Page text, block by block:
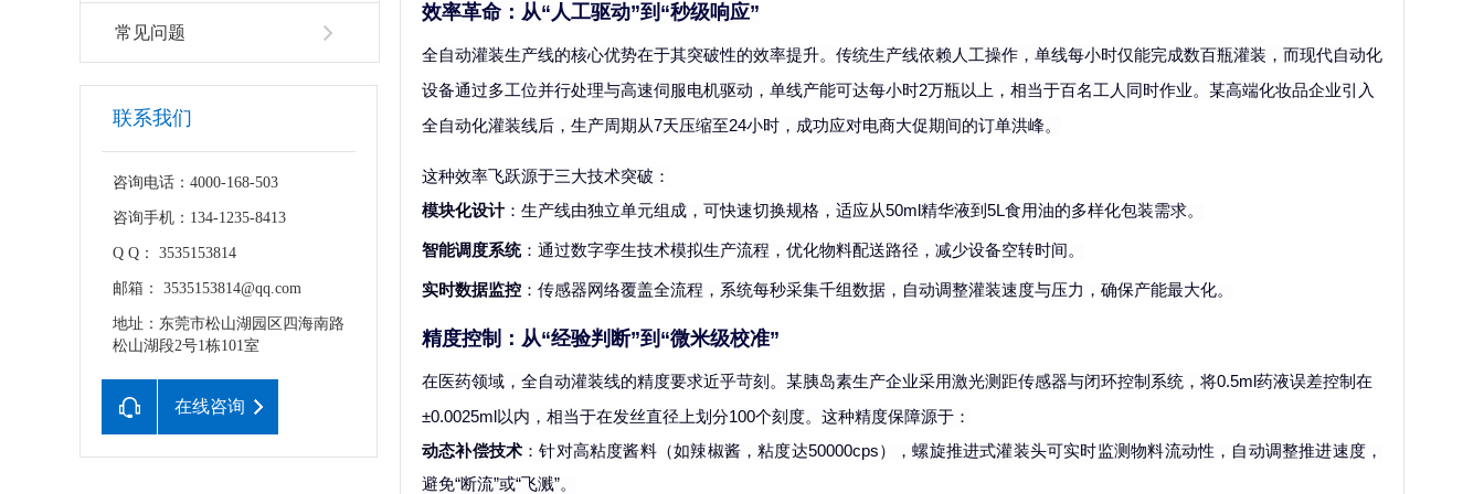
常见问题
联系我们
咨询电话：4000-168-503
咨询手机：134-1235-8413
Q Q： 3535153814
邮箱： 3535153814@qq.com
地址：东莞市松山湖园区四海南路
松山湖段2号1栋101室
在线咨询
效率革命：从“人工驱动”到“秒级响应”
全自动灌装生产线的核心优势在于其突破性的效率提升。传统生产线依赖人工操作，单线每小时仅能完成数百瓶灌装，而现代自动化
设备通过多工位并行处理与高速伺服电机驱动，单线产能可达每小时2万瓶以上，相当于百名工人同时作业。某高端化妆品企业引入
全自动化灌装线后，生产周期从7天压缩至24小时，成功应对电商大促期间的订单洪峰。
这种效率飞跃源于三大技术突破：
模块化设计 ：生产线由独立单元组成，可快速切换规格，适应从50ml精华液到5L食用油的多样化包装需求。
智能调度系统 ：通过数字孪生技术模拟生产流程，优化物料配送路径，减少设备空转时间。
实时数据监控 ：传感器网络覆盖全流程，系统每秒采集千组数据，自动调整灌装速度与压力，确保产能最大化。
精度控制：从“经验判断”到“微米级校准”
在医药领域，全自动灌装线的精度要求近乎苛刻。某胰岛素生产企业采用激光测距传感器与闭环控制系统，将0.5ml药液误差控制在
±0.0025ml以内，相当于在发丝直径上划分100个刻度。这种精度保障源于：
动态补偿技术 ：针对高粘度酱料（如辣椒酱，粘度达50000cps），螺旋推进式灌装头可实时监测物料流动性，自动调整推进速度，
避免“断流”或“飞溅”。